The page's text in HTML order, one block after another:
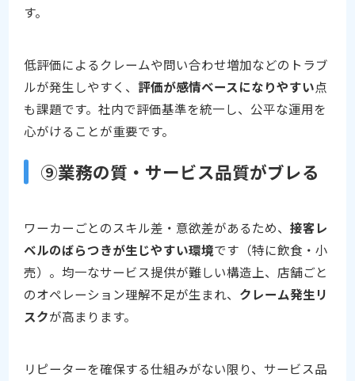
す。
低評価によるクレームや問い合わせ増加などのトラブ
ルが発生しやすく、 評価が感情ベースになりやすい点
も課題です。社内で評価基準を統一し、公平な運用を
心がけることが重要です。
⑨業務の質・サービス品質がブレる
ワーカーごとのスキル差・意欲差があるため、接客レ
ベルのばらつきが生じやすい環境です（特に飲食・小
売）。均一なサービス提供が難しい構造上、店舗ごと
のオペレーション理解不足が生まれ、 クレーム発生リ
スクが高まります。
リピーターを確保する仕組みがない限り、サービス品